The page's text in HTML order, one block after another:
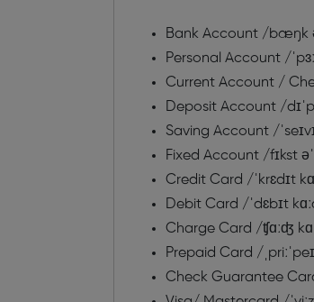
Bank Account /bæŋk
Personal Account /
Current Account /
Deposit Account /
Saving Account /
Fixed Account /fɪkst
Credit Card /ˈkrɛdɪt
Debit Card /ˈdɛbɪt
Charge Card /ʧɑːʤ
Prepaid Card /
Check Guarantee